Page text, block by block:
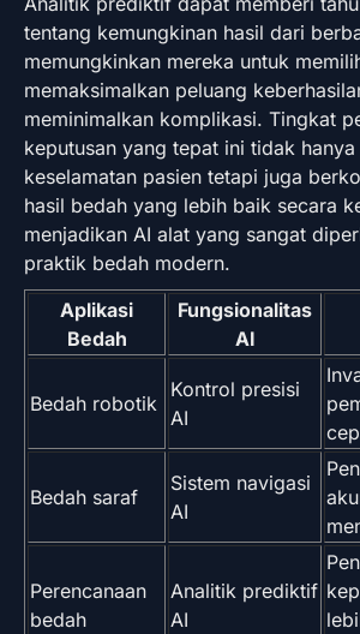
tentang kemungkinan hasil dari
memungkinkan mereka untuk
memaksimalkan peluang
meminimalkan komplikasi. Tingkat
keputusan yang tepat ini tidak
keselamatan pasien tetapi juga
hasil bedah yang lebih baik secara
menjadikan AI alat yang sangat
praktik bedah modern.
Aplikasi
Bedah
Fungsionalitas
AI
Bedah robotik
Kontrol presisi
AI
Bedah saraf
Sistem navigasi
AI
Perencanaan
bedah
Analitik prediktif
AI